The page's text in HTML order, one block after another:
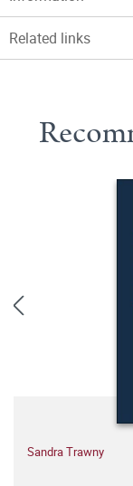
Related links
Sandra Trawny